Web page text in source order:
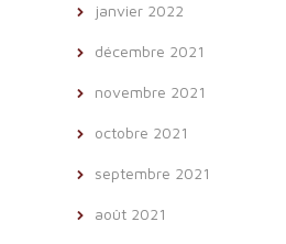
janvier 2022
décembre 2021
novembre 2021
octobre 2021
septembre 2021
août 2021